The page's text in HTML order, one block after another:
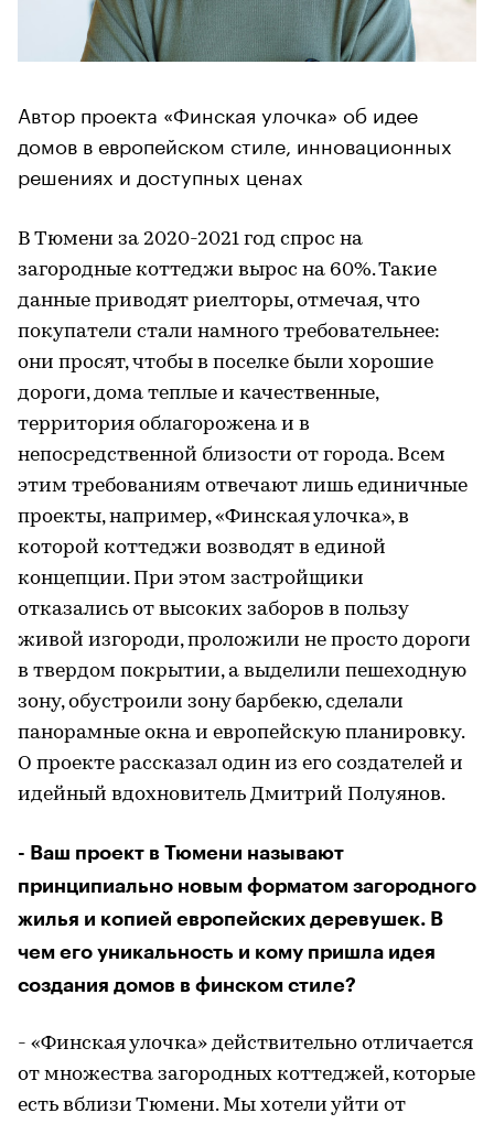
Автор проекта «Финская улочка» об идее
домов в европейском стиле, инновационных
решениях и доступных ценах
В Тюмени за 2020-2021 год спрос на
загородные коттеджи вырос на 60%. Такие
данные приводят риелторы, отмечая, что
покупатели стали намного требовательнее:
они просят, чтобы в поселке были хорошие
дороги, дома теплые и качественные,
территория облагорожена и в
непосредственной близости от города. Всем
этим требованиям отвечают лишь единичные
проекты, например, «Финская улочка», в
которой коттеджи возводят в единой
концепции. При этом застройщики
отказались от высоких заборов в пользу
живой изгороди, проложили не просто дороги
в твердом покрытии, а выделили пешеходную
зону, обустроили зону барбекю, сделали
панорамные окна и европейскую планировку.
О проекте рассказал один из его создателей и
идейный вдохновитель Дмитрий Полуянов.
- Ваш проект в Тюмени называют
принципиально новым форматом загородного
жилья и копией европейских деревушек. В
чем его уникальность и кому пришла идея
создания домов в финском стиле?
- «Финская улочка» действительно отличается
от множества загородных коттеджей, которые
есть вблизи Тюмени. Мы хотели уйти от